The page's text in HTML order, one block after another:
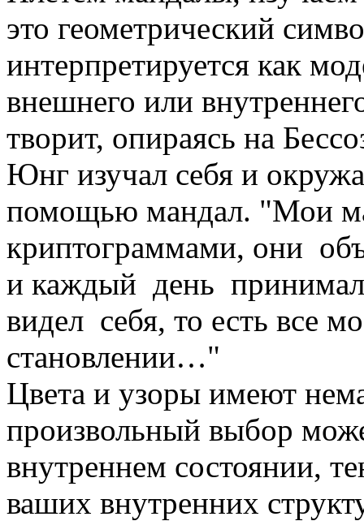
это геометрический
интерпретируется как
внешнего или
творит, опираясь на
Юнг изучал себя и
помощью мандал. "Мои
криптограммами, они
и каждый день
видел себя, то есть все
становлении…"
Цвета и узоры имеют
произвольный выбор
внутреннем состоянии,
ваших внутренних